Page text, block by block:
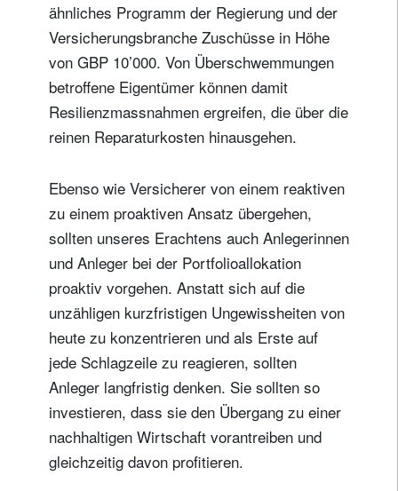
ähnliches Programm der Regierung und der
Versicherungsbranche Zuschüsse in Höhe
von GBP 10’000. Von Überschwemmungen
betroffene Eigentümer können damit
Resilienzmassnahmen ergreifen, die über die
reinen Reparaturkosten hinausgehen.
Ebenso wie Versicherer von einem reaktiven
zu einem proaktiven Ansatz übergehen,
sollten unseres Erachtens auch Anlegerinnen
und Anleger bei der Portfolioallokation
proaktiv vorgehen. Anstatt sich auf die
unzähligen kurzfristigen Ungewissheiten von
heute zu konzentrieren und als Erste auf
jede Schlagzeile zu reagieren, sollten
Anleger langfristig denken. Sie sollten so
investieren, dass sie den Übergang zu einer
nachhaltigen Wirtschaft vorantreiben und
gleichzeitig davon profitieren.